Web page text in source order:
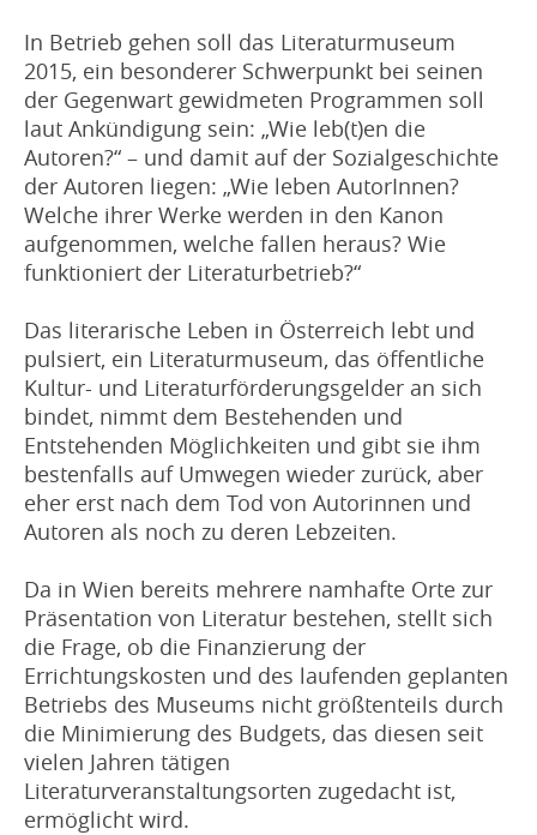
In Betrieb gehen soll das Literaturmuseum
2015, ein besonderer Schwerpunkt bei seinen
der Gegenwart gewidmeten Programmen soll
laut Ankündigung sein: „Wie leb(t)en die
Autoren?“ – und damit auf der Sozialgeschichte
der Autoren liegen: „Wie leben AutorInnen?
Welche ihrer Werke werden in den Kanon
aufgenommen, welche fallen heraus? Wie
funktioniert der Literaturbetrieb?“
Das literarische Leben in Österreich lebt und
pulsiert, ein Literaturmuseum, das öffentliche
Kultur- und Literaturförderungsgelder an sich
bindet, nimmt dem Bestehenden und
Entstehenden Möglichkeiten und gibt sie ihm
bestenfalls auf Umwegen wieder zurück, aber
eher erst nach dem Tod von Autorinnen und
Autoren als noch zu deren Lebzeiten.
Da in Wien bereits mehrere namhafte Orte zur
Präsentation von Literatur bestehen, stellt sich
die Frage, ob die Finanzierung der
Errichtungskosten und des laufenden geplanten
Betriebs des Museums nicht größtenteils durch
die Minimierung des Budgets, das diesen seit
vielen Jahren tätigen
Literaturveranstaltungsorten zugedacht ist,
ermöglicht wird.